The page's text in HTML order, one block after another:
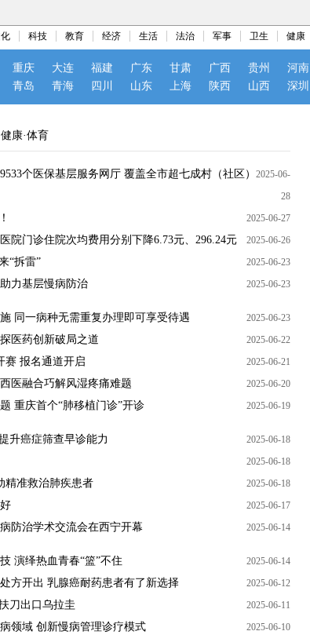
科技 教育 经济 生活 法治 军事 卫生 健康
重庆 大连 福建 广东 甘肃 广西 贵州 河南
青岛 青海 四川 山东 上海 陕西 山西 深圳
健康·体育
个医保基层服务网厅 覆盖全市超七成村（社区） 2025-06-
28
2025-06-27
院门诊住院次均费用分别下降6.73元、296.24元 2025-06-26
“拆雷” 2025-06-23
力基层慢病防治 2025-06-23
同一病种无需重复办理即可享受待遇 2025-06-23
医药创新破局之道 2025-06-22
赛 报名通道开启 2025-06-21
医融合巧解风湿疼痛难题 2025-06-20
重庆首个“肺移植门诊”开诊 2025-06-19
升癌症筛查早诊能力 2025-06-18
2025-06-18
精准救治肺疾患者 2025-06-18
2025-06-17
防治学术交流会在西宁开幕 2025-06-14
演绎热血青春“篮”不住 2025-06-14
方开出 乳腺癌耐药患者有了新选择 2025-06-12
刀出口乌拉圭 2025-06-11
领域 创新慢病管理诊疗模式 2025-06-10